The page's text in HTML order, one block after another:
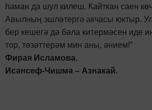
һаман да шул килеш. Кайткан саен
Авылның эшләтергә акчасы юктыр.
бер кешегә дә бәла китермәсен иде
тор, төзәттерәм мин аны, әнием!”
Фирая Исламова.
Исәнсеф-Чишмә – Азнакай.